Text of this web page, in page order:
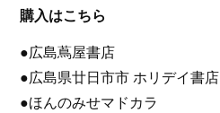
購入はこちら
●広島蔦屋書店
●広島県廿日市市 ホリデイ書店
●ほんのみせマドカラ